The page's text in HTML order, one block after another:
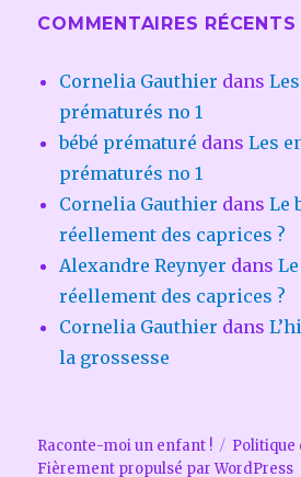
COMMENTAIRES RÉCENTS
Cornelia Gauthier dans
prématurés no 1
bébé prématuré dansLes
prématurés no 1
Cornelia Gauthier dansLe
réellement des caprices ?
Alexandre Reynyer dans
réellement des caprices ?
Cornelia Gauthier dans
la grossesse
Raconte-moi un enfant !
Politique
Fièrement propulsé par WordPress